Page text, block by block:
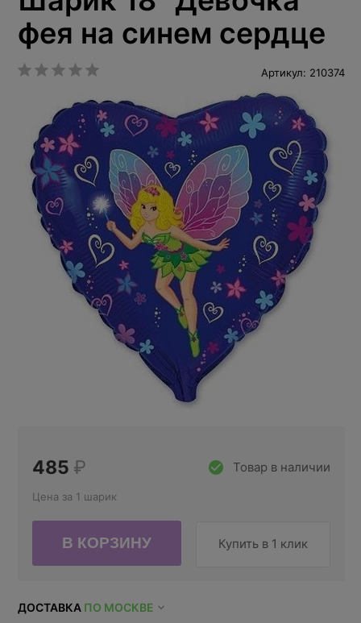
фея на синем сердце
Артикул: 210374
Товар в наличии
485 ₽
Цена за 1 шарик
Купить в 1 клик
ДОСТАВКА ПО МОСКВЕ